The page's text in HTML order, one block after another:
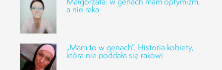
a nie raka
„Mam to w genach”. Historia kobiety,
która nie poddała się rakowi